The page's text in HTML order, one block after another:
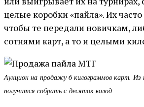
целые коробки «пайла». Их
чтобы те передали новичкам,
сотнями карт, а то и целыми
Аукцион на продажу 6 килограммов карт. Из
получится собрать с десяток колод